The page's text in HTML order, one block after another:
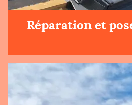
Réparation et